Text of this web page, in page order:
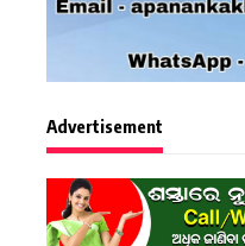
Advertisement